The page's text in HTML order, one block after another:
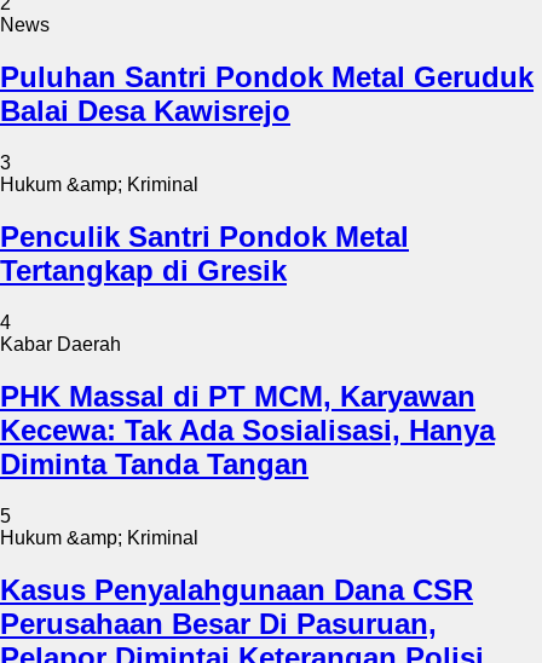
News
Puluhan Santri Pondok Metal Geruduk
Balai Desa Kawisrejo
3
Hukum &amp; Kriminal
Penculik Santri Pondok Metal
Tertangkap di Gresik
4
Kabar Daerah
PHK Massal di PT MCM, Karyawan
Kecewa: Tak Ada Sosialisasi, Hanya
Diminta Tanda Tangan
5
Hukum &amp; Kriminal
Kasus Penyalahgunaan Dana CSR
Perusahaan Besar Di Pasuruan,